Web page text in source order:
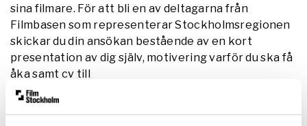
sina filmare. För att bli en av deltagarna från
Filmbasen som representerar Stockholmsregionen
skickar du din ansökan bestående av en kort
presentation av dig själv, motivering varför du ska få
åka samt cv till
bergmanveckan@filmbasen.se
vi ha din ansökan!